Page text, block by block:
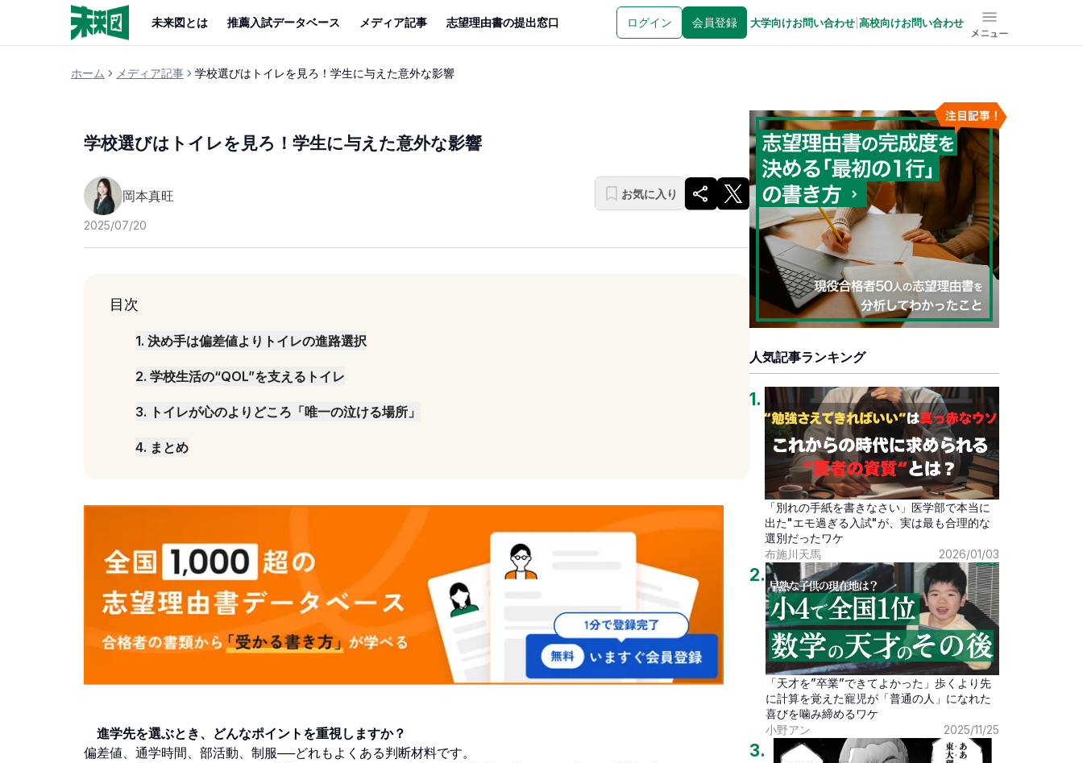
未来図とは 推薦入試データベース メディア記事 志望理由書の提出窓口 ログイン 会員登録 大学向けお問い合わせ 高校向けお問い合わせ メニュー
ホーム メディア記事 学校選びはトイレを見ろ！学生に与えた意外な影響
学校選びはトイレを見ろ！学生に与えた意外な影響
岡本真旺
2025/07/20
お気に入り
目次
1. 決め手は偏差値よりトイレの進路選択
2. 学校生活の“QOL”を支えるトイレ
3. トイレが心のよりどころ「唯一の泣ける場所」
4. まとめ
進学先を選ぶとき、どんなポイントを重視しますか？
偏差値、通学時間、部活動、制服──どれもよくある判断材料です。
人気記事ランキング
1.
「別れの手紙を書きなさい」医学部で本当に
出た"エモ過ぎる入試"が、実は最も合理的な
選別だったワケ
布施川天馬
2026/01/03
2.
「天才を”卒業”できてよかった」歩くより先
に計算を覚えた寵児が「普通の人」になれた
喜びを噛み締めるワケ
小野アン
2025/11/25
3.